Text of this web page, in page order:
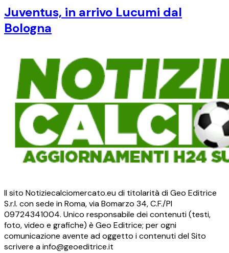
Juventus, in arrivo Lucumi dal
Bologna
Il sito Notiziecalciomercato.eu di titolarità di Geo Editrice
S.r.l. con sede in Roma, via Bomarzo 34, C.F./PI
09724341004. Unico responsabile dei contenuti (testi,
foto, video e grafiche) è Geo Editrice; per ogni
comunicazione avente ad oggetto i contenuti del Sito
scrivere a info@geoeditrice.it